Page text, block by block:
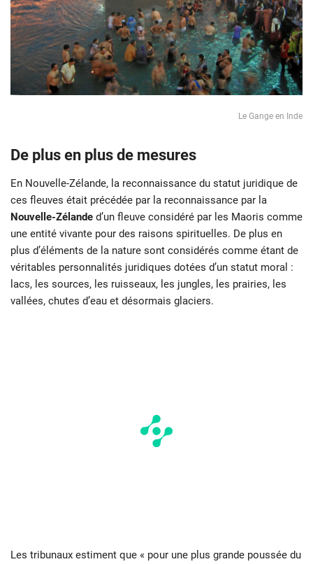
Le Gange en Inde
De plus en plus de mesures
En Nouvelle-Zélande, la reconnaissance du statut juridique de
ces fleuves était précédée par la reconnaissance par la
Nouvelle-Zélande d’un fleuve considéré par les Maoris comme
une entité vivante pour des raisons spirituelles. De plus en
plus d’éléments de la nature sont considérés comme étant de
véritables personnalités juridiques dotées d’un statut moral :
lacs, les sources, les ruisseaux, les jungles, les prairies, les
vallées, chutes d’eau et désormais glaciers.
Les tribunaux estiment que « pour une plus grande poussée du